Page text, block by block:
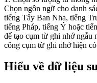
Chọn ngôn ngữ cho danh
tiếng Tây Ban Nha, tiếng
tiếng Pháp, tiếng Ý hoặc
để tạo cụm từ ghi nhớ ngẫu
công cụm từ ghi nhớ hiện
Hiểu về dữ liệu